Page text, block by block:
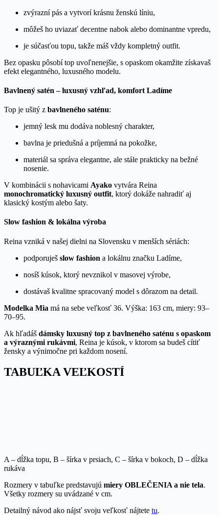
zvýrazní pás a vytvorí krásnu ženskú líniu,
môžeš ho uviazať decentne nabok alebo dominantne vpredu,
je súčasťou topu, takže máš vždy kompletný outfit.
Bez opasku pôsobí top uvoľnenejšie, s opaskom okamžite získavaš
efekt elegantného, luxusného modelu.
Bavlnený satén – luxusný vzhľad, komfort Ladíme
Top je ušitý z bavlneného saténu:
jemný lesk mu dodáva noblesný charakter,
bavlna je priedušná a príjemná na pokožke,
materiál sa správa elegantne, ale stále prakticky na bežné
nosenie.
V kombinácii s nohavicami Ayako vytvára Reina
monochromatický luxusný outfit, ktorý dokáže nahradiť aj
klasický kostým alebo šaty.
Slow fashion & lokálna výroba
Reina vzniká v našej dielni na Slovensku v menších sériách:
podporuješ slow fashion a lokálnu značku Ladíme,
nosíš kúsok, ktorý nevznikol v masovej výrobe,
dostávaš kvalitne spracovaný model s dôrazom na detail.
Modelka Mia má na sebe veľkosť 36. Výška: 163 cm, miery: 93–
70–95.
Ak hľadáš dámsky luxusný top z bavlneného saténu s opaskom
a výraznými rukávmi, Reina je kúsok, v ktorom sa budeš cítiť
žensky a výnimočne pri každom nosení.
TABUĽKA VEĽKOSTÍ
A – dĺžka topu, B – šírka v prsiach, C – šírka v bokoch, D – dĺžka
rukáva
Rozmery v tabuľke predstavujú miery OBLEČENIA a nie tela.
Všetky rozmery su uvádzané v cm.
Detailný návod ako nájsť svoju veľkosť nájtete tu.